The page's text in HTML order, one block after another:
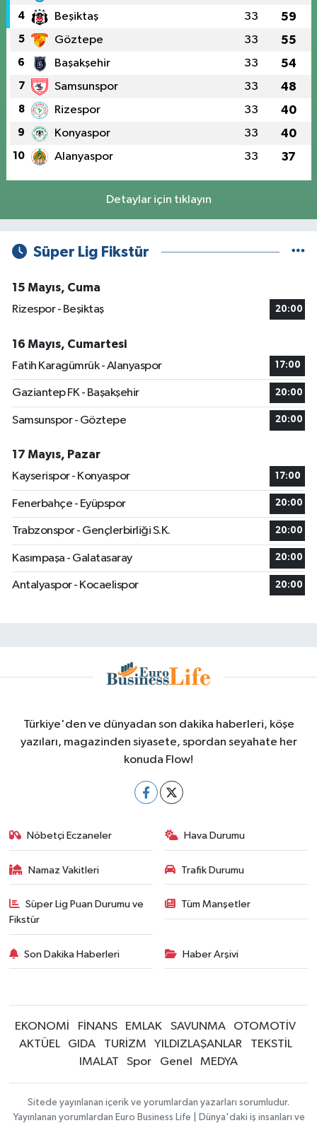
4 Beşiktaş 33 59
5 Göztepe 33 55
6 Başakşehir 33 54
7 Samsunspor 33 48
8 Rizespor 33 40
9 Konyaspor 33 40
10 Alanyaspor 33 37
Detaylar için tıklayın
Süper Lig Fikstür
15 Mayıs, Cuma
Rizespor - Beşiktaş
20:00
16 Mayıs, Cumartesi
Fatih Karagümrük - Alanyaspor
17:00
Gaziantep FK - Başakşehir 20:00
Samsunspor - Göztepe 20:00
17 Mayıs, Pazar
Kayserispor - Konyaspor
17:00
Fenerbahçe - Eyüpspor 20:00
Trabzonspor - Gençlerbirliği S.K. 20:00
Kasımpaşa - Galatasaray 20:00
Antalyaspor - Kocaelispor 20:00
Türkiye'den ve dünyadan son dakika haberleri, köşe
yazıları, magazinden siyasete, spordan seyahate her
konuda Flow!
Nöbetçi Eczaneler Hava Durumu
Namaz Vakitleri Trafik Durumu
Süper Lig Puan Durumu ve
Fikstür
Tüm Manşetler
Son Dakika Haberleri Haber Arşivi
EKONOMİ FİNANS EMLAK SAVUNMA
OTOMOTİV
AKTÜEL
GIDA TURİZM YILDIZLAŞANLAR
TEKSTİL
IMALAT
Spor Genel MEDYA
Sitede yayınlanan içerik ve yorumlardan yazarları sorumludur.
Yayınlanan yorumlardan Euro Business Life | Dünya'daki iş insanları ve